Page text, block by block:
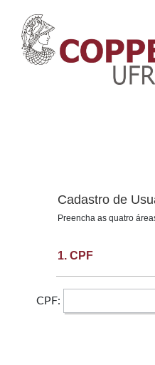
Cadastro de
Preencha as quatro
1. CPF
CPF: